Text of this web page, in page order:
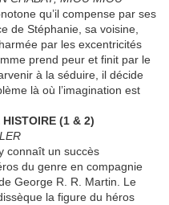
qu’il compense par ses
de Stéphanie, sa voisine,
par les excentricités
prend peur et finit par le
à la séduire, il décide
là où l’imagination est
(1 & 2)
connaît un succès
du genre en compagnie
George R. R. Martin. Le
la figure du héros